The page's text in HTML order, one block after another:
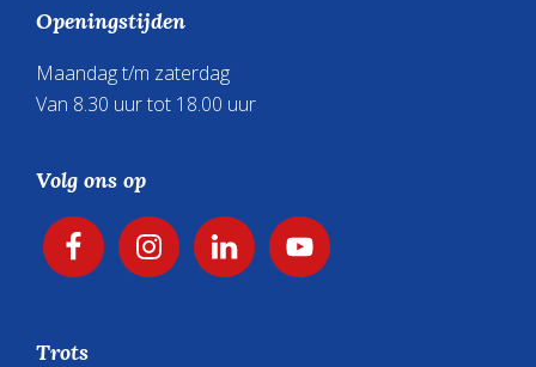
Openingstijden
Maandag t/m zaterdag
Van 8.30 uur tot 18.00 uur
Volg ons op
Trots